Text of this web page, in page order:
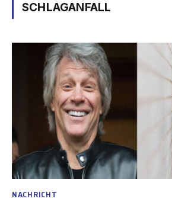
SCHLAGANFALL
NACHRICHT